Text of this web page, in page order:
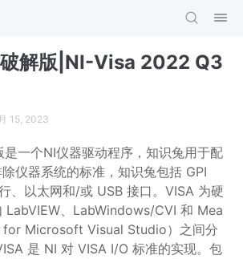
解版|NI-Visa 2022 Q3
15, 2023
一个NI仪器驱动程序，知识兔用于配
仪器系统的标准，知识兔包括 GPI
、以太网和/或 USB 接口。VISA 为硬
LabVIEW、LabWindows/CVI 和 Mea
Microsoft Visual Studio）之间分
是 NI 对 VISA I/O 标准的实现。包